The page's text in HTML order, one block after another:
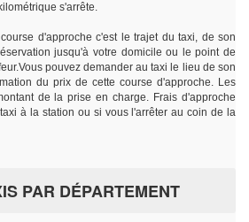
s'arrête.
d'approche c'est le trajet du taxi, de son
jusqu'à votre domicile ou le point de
pouvez demander au taxi le lieu de son
du prix de cette course d'approche. Les
de la prise en charge. Frais d'approche
à la station ou si vous l'arrêter au coin de la
PAR DÉPARTEMENT